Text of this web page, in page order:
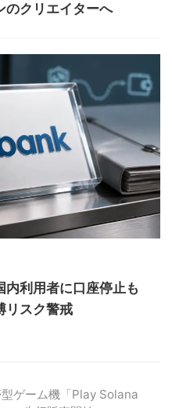
のクリエイターへ
内利用者に口座停止も
リスク警戒
ゲーム機「Play Solana